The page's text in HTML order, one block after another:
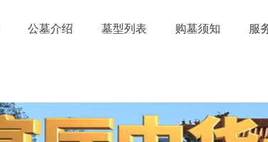
公墓介绍 墓型列表 购墓须知 服